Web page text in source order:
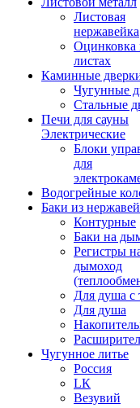
Листовая
нержавейка
Оцинковка
листах
Каминные
Чугунные
Стальные
Печи для сауны
Электрические
Блоки
для
Водогрейные
Баки из
Контурные
Баки на
Регистры
дымоход
Для душа с
Для душа
Чугунное литье
Россия
LК
Везувий